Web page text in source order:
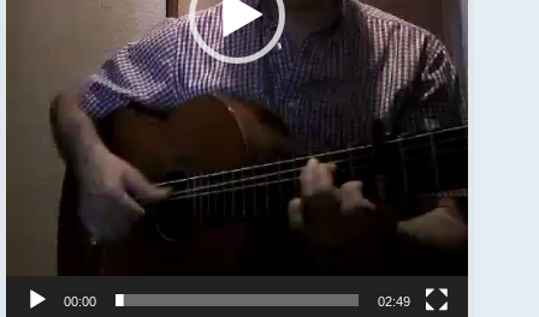
00:00 02:49